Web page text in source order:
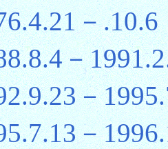
－.10.6
－
－
－